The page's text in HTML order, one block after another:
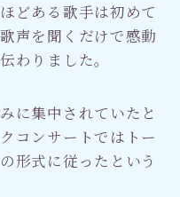
どある歌手は初めて
声を聞くだけで感動
わりました。
に集中されていたと
コンサートではトー
形式に従ったという